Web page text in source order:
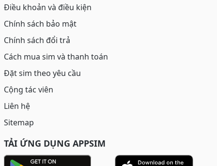
Điều khoản và điều kiện
Chính sách bảo mật
Chính sách đổi trả
Cách mua sim và thanh toán
Đặt sim theo yêu cầu
Cộng tác viên
Liên hệ
Sitemap
TẢI ỨNG DỤNG APPSIM